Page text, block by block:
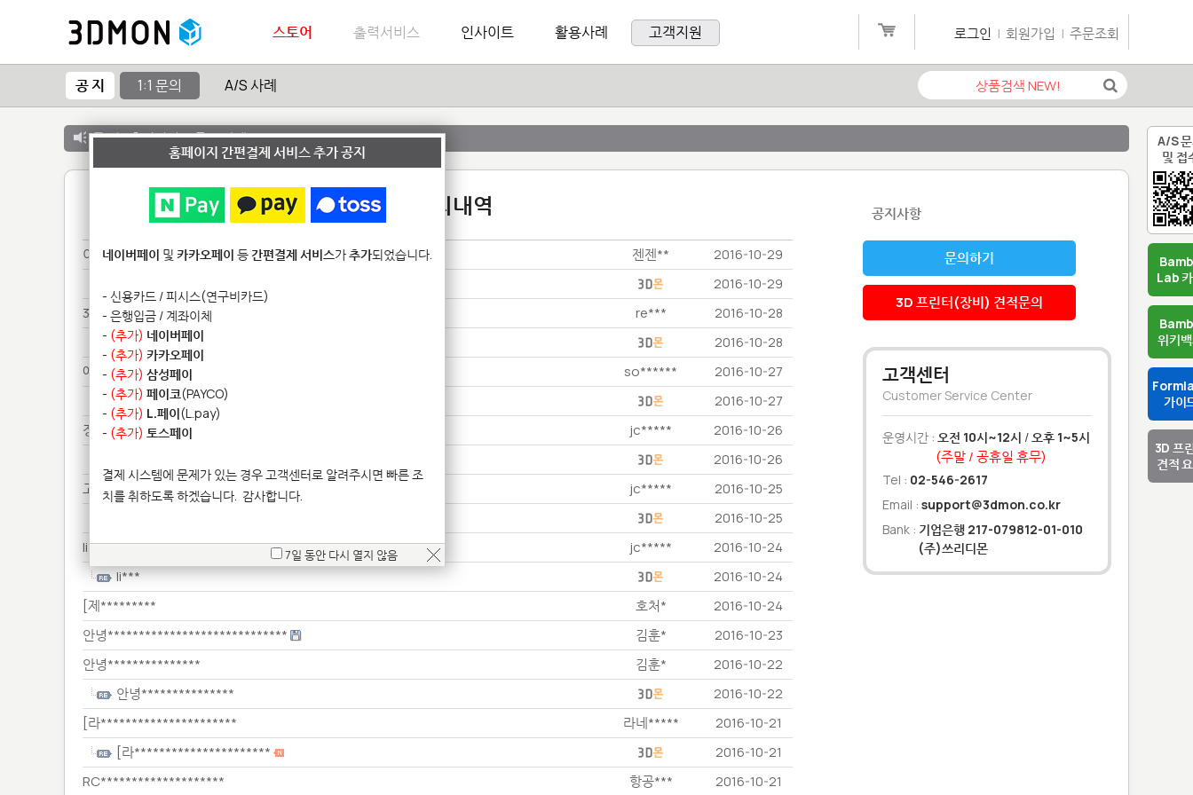
A/S
및 접
Lab
위키
가이
3D 프
견적
스토어 출력서비스 인사이트 활용사례 고객지원 로그인 | 회원가입 | 주문조회
공 지 1:1 문의 A/S 사례
공 지 :출력서비스 종료 안내
1:1 문의내역
이미********************* 젠젠** 2016-10-29
2016-10-29
3d**** re*** 2016-10-28
3d**** 2016-10-28
예상****** so****** 2016-10-27
예상****** 2016-10-27
정명* jc***** 2016-10-26
2016-10-26
고무********************** jc***** 2016-10-25
2016-10-25
li*** jc***** 2016-10-24
li*** 2016-10-24
[제********* 호처* 2016-10-24
안녕***************************** 김훈* 2016-10-23
안녕*************** 김훈* 2016-10-22
안녕*************** 2016-10-22
[라********************** 라네***** 2016-10-21
[라********************** 2016-10-21
RC******************** 항공*** 2016-10-21
공지사항
문의하기
3D 프린터(장비) 견적문의
고객센터
Customer Service Center
운영시간 : 오전 10시~12시 /오후 1~5시
(주말 / 공휴일 휴무)
Tel : 02-546-2617
Email : support@3dmon.co.kr
Bank : 기업은행 217-079812-01-010
(주)쓰리디몬
홈페이지 간편결제 서비스 추가 공지
네이버페이 및 카카오페이 등간편결제 서비스가추가되었습니다.
- 신용카드 / 피시스(연구비카드)
- 은행입금 / 계좌이체
- (추가) 네이버페이
- (추가) 카카오페이
- (추가) 삼성페이
- (추가) 페이코(PAYCO)
- (추가) L.페이(L.pay)
- (추가) 토스페이
결제 시스템에 문제가 있는 경우 고객센터로 알려주시면 빠른 조
치를 취하도록 하겠습니다. 감사합니다.
7일 동안 다시 열지 않음